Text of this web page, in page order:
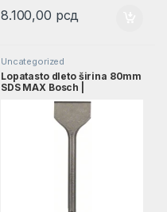
8.100,00 рсд
Uncategorized
Lopatasto dleto širina 80mm
SDS MAX Bosch |
1618601008